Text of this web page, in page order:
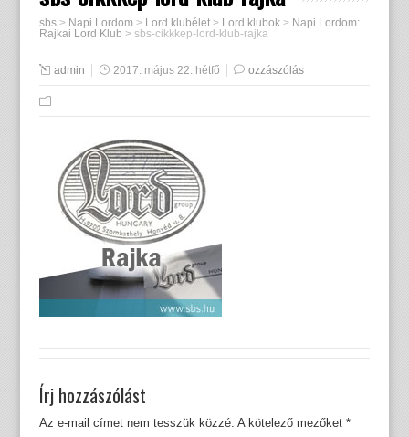
sbs> Napi Lordom > Lord klubélet> Lord klubok> Napi Lordom:
Rajkai Lord Klub > sbs-cikkkep-lord-klub-rajka
admin 2017. május 22. hétfő ozzászólás
Írj hozzászólást
Az e-mail címet nem tesszük közzé. A kötelező mezőket *